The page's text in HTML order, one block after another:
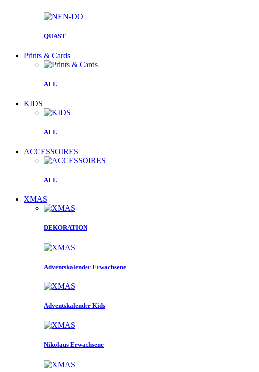
QUAST
Prints & Cards
ALL
KIDS
ALL
ACCESSOIRES
ALL
XMAS
DEKORATION
Adventskalender Erwachsene
Adventskalender Kids
Nikolaus Erwachsene